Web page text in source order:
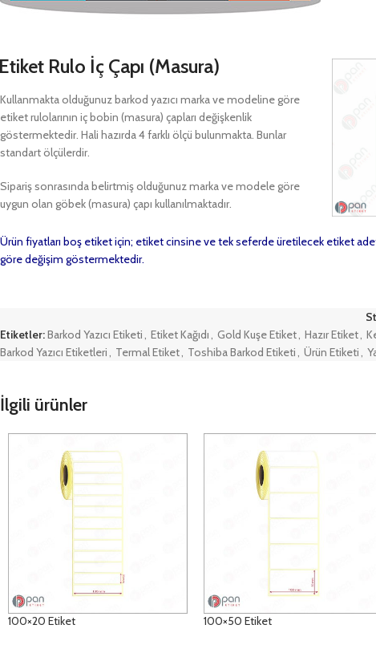
Rulo İç Çapı (Masura)
Kullanmakta olduğunuz barkod yazıcı marka ve modeline göre
etiket rulolarının iç bobin (masura) çapları değişkenlik
göstermektedir. Hali hazırda 4 farklı ölçü bulunmakta. Bunlar
standart ölçülerdir.
Sipariş sonrasında belirtmiş olduğunuz marka ve modele göre
uygun olan göbek (masura) çapı kullanılmaktadır.
Ürün fiyatları boş etiket için; etiket cinsine ve tek seferde üretilecek etiket
göre değişim göstermektedir.
Etiketler:Barkod Yazıcı Etiketi, Etiket Kağıdı, Gold Kuşe Etiket, Hazır Etiket,
Barkod Yazıcı Etiketleri, Termal Etiket, Toshiba Barkod Etiketi, Ürün Etiketi,
İlgili ürünler
100×20 Etiket 100×50 Etiket